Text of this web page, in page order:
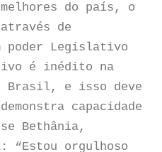
do país, o
de
poder Legislativo
é inédito na
e isso deve
capacidade
Bethânia,
orgulhoso